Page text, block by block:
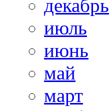
декабрь
июль
июнь
май
март